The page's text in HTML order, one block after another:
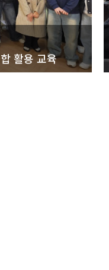
활용 교육